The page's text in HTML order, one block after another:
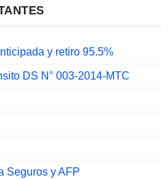
y retiro 95.5%
DS N° 003-2014-MTC
Seguros y AFP